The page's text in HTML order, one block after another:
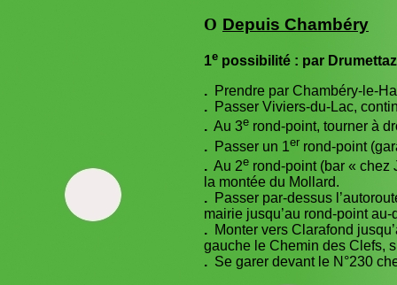
O Depuis Chambéry
1e possibilité : par
. Prendre par Chambéry-le-
. Passer Viviers-du-Lac,
. Au 3e rond-point, tourner à
. Passer un 1er rond-point
. Au 2e rond-point (bar « chez
la montée du Mollard.
. Passer par-dessus
mairie jusqu’au rond-point au-
. Monter vers Clarafond
gauche le Chemin des Clefs,
. Se garer devant le N°230